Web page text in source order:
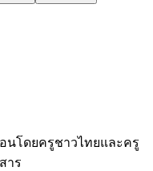
โดยครูชาวไทยและครู
าร